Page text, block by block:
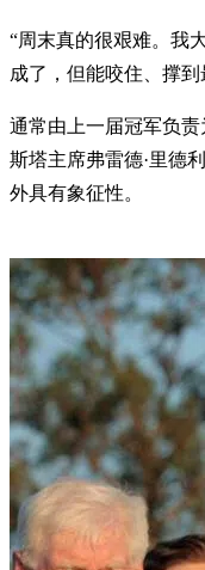
“周末真的很艰难。我
成了，但能咬住、撑
通常由上一届冠军负
斯塔主席弗雷德·里德
外具有象征性。